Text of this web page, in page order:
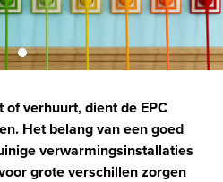
verhuurt, dient de EPC
Het belang van een goed
verwarmingsinstallaties
grote verschillen zorgen